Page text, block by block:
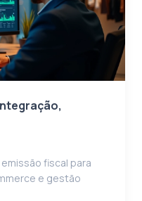
fiscal para
e gestão